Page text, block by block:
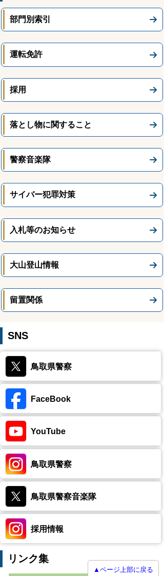
部門別索引
運転免許
採用
落とし物に関すること
警察音楽隊
サイバー犯罪対策
入札等のお知らせ
大山登山情報
留置関係
SNS
鳥取県警察
FaceBook
YouTube
鳥取県警察
鳥取県警察音楽隊
採用情報
リンク集
▲ページ上部に戻る